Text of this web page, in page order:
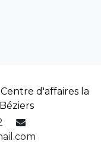
d'affaires la